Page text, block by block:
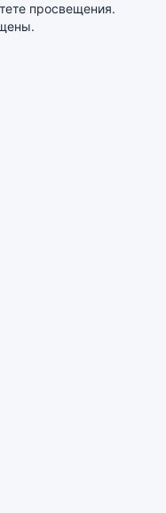
просвещения.